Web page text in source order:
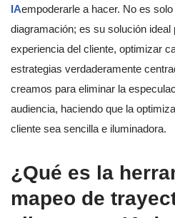
IAempoderarle a hacer. No es
diagramación; es su solución ideal
experiencia del cliente, optimizar
estrategias verdaderamente
creamos para eliminar la
audiencia, haciendo que la
cliente sea sencilla e iluminadora.
¿Qué es la
mapeo de